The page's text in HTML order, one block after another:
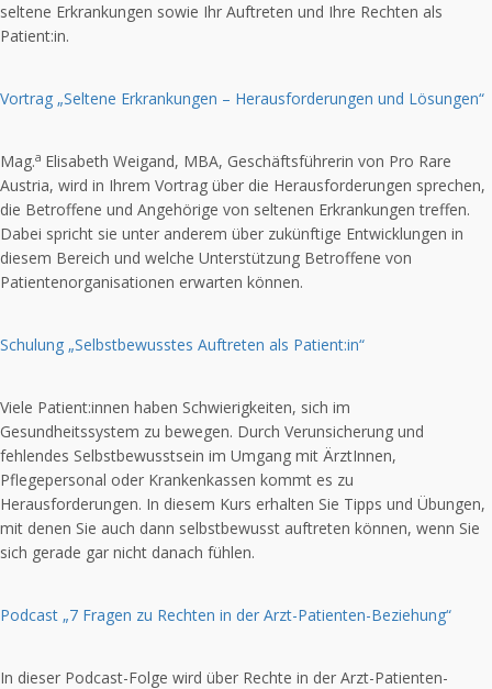
seltene Erkrankungen sowie Ihr Auftreten und Ihre Rechten als
Patient:in.
Vortrag „Seltene Erkrankungen – Herausforderungen und Lösungen“
Mag.a Elisabeth Weigand, MBA, Geschäftsführerin von Pro Rare
Austria, wird in Ihrem Vortrag über die Herausforderungen sprechen,
die Betroffene und Angehörige von seltenen Erkrankungen treffen.
Dabei spricht sie unter anderem über zukünftige Entwicklungen in
diesem Bereich und welche Unterstützung Betroffene von
Patientenorganisationen erwarten können.
Schulung „Selbstbewusstes Auftreten als Patient:in“
Viele Patient:innen haben Schwierigkeiten, sich im
Gesundheitssystem zu bewegen. Durch Verunsicherung und
fehlendes Selbstbewusstsein im Umgang mit ÄrztInnen,
Pflegepersonal oder Krankenkassen kommt es zu
Herausforderungen. In diesem Kurs erhalten Sie Tipps und Übungen,
mit denen Sie auch dann selbstbewusst auftreten können, wenn Sie
sich gerade gar nicht danach fühlen.
Podcast „7 Fragen zu Rechten in der Arzt-Patienten-Beziehung“
In dieser Podcast-Folge wird über Rechte in der Arzt-Patienten-